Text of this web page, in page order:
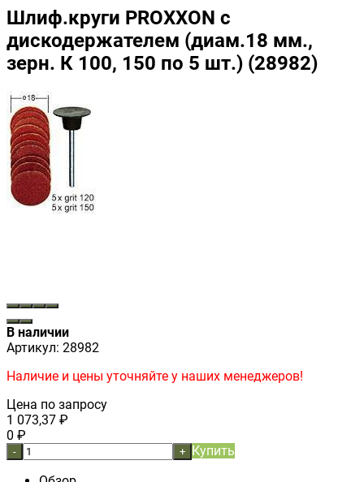
Шлиф.круги PROXXON с
дискодержателем (диам.18 мм.,
зерн. К 100, 150 по 5 шт.) (28982)
В наличии
Артикул: 28982
Наличие и цены уточняйте у наших менеджеров!
Цена по запросу
1 073,37 ₽
0 ₽
- + Купить